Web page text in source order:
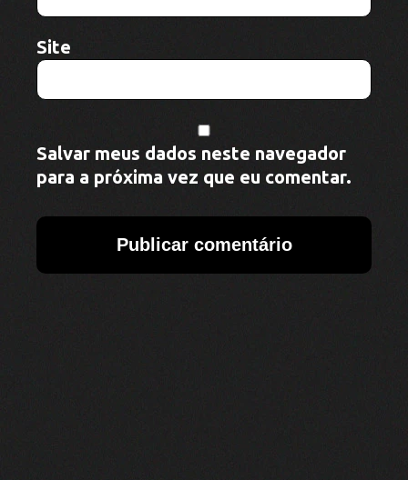
Site
Salvar meus dados neste navegador
para a próxima vez que eu comentar.